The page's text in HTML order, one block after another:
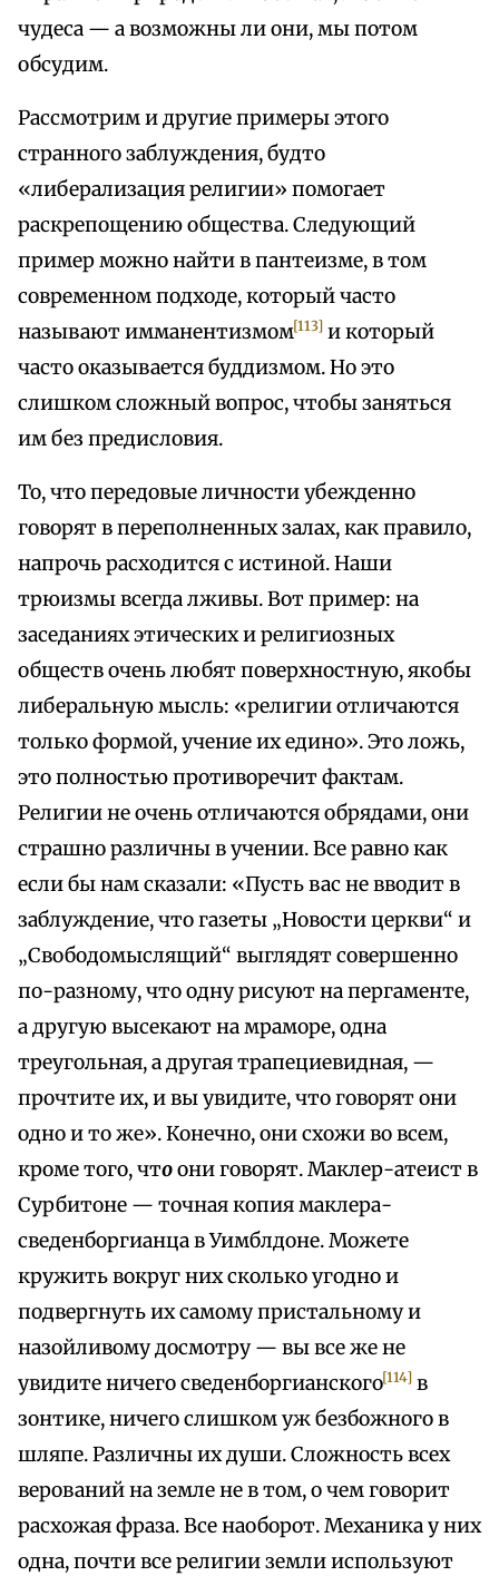
чудеса — а возможны ли они, мы потом
обсудим.
Рассмотрим и другие примеры этого
странного заблуждения, будто
«либерализация религии» помогает
раскрепощению общества. Следующий
пример можно найти в пантеизме, в том
современном подходе, который часто
называют имманентизмом[113] и который
часто оказывается буддизмом. Но это
слишком сложный вопрос, чтобы заняться
им без предисловия.
То, что передовые личности убежденно
говорят в переполненных залах, как правило,
напрочь расходится с истиной. Наши
трюизмы всегда лживы. Вот пример: на
заседаниях этических и религиозных
обществ очень любят поверхностную, якобы
либеральную мысль: «религии отличаются
только формой, учение их едино». Это ложь,
это полностью противоречит фактам.
Религии не очень отличаются обрядами, они
страшно различны в учении. Все равно как
если бы нам сказали: «Пусть вас не вводит в
заблуждение, что газеты „Новости церкви“ и
„Свободомыслящий“ выглядят совершенно
по-разному, что одну рисуют на пергаменте,
а другую высекают на мраморе, одна
треугольная, а другая трапециевидная, —
прочтите их, и вы увидите, что говорят они
одно и то же». Конечно, они схожи во всем,
кроме того, чтоони говорят. Маклер-атеист в
Сурбитоне — точная копия маклера-
сведенборгианца в Уимблдоне. Можете
кружить вокруг них сколько угодно и
подвергнуть их самому пристальному и
назойливому досмотру — вы все же не
увидите ничего сведенборгианского[114] в
зонтике, ничего слишком уж безбожного в
шляпе. Различны их души. Сложность всех
верований на земле не в том, о чем говорит
расхожая фраза. Все наоборот. Механика у них
одна, почти все религии земли используют